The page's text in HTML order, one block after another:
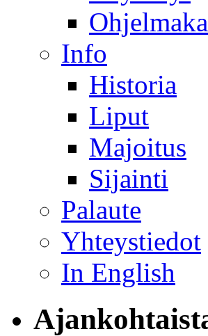
Info
Historia
Liput
Majoitus
Sijainti
Palaute
Yhteystiedot
In English